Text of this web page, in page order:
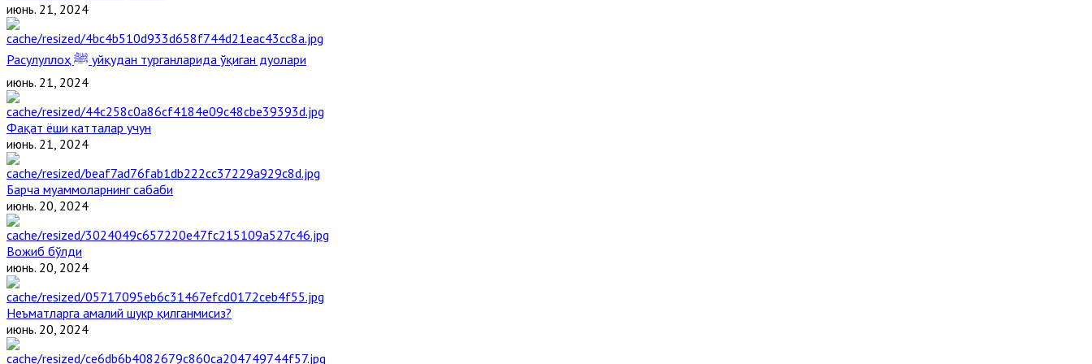
июнь. 21, 2024
Расулуллоҳ ﷺ уйқудан турганларида ўқиган дуолари
июнь. 21, 2024
Фақат ёши катталар учун
июнь. 21, 2024
Барча муаммоларнинг сабаби
июнь. 20, 2024
Вожиб бўлди
июнь. 20, 2024
Неъматларга амалий шукр қилганмисиз?
июнь. 20, 2024